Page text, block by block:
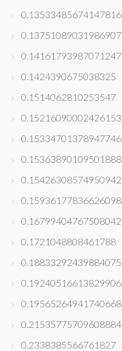
0.13533485674147816
0.13751089031986907
0.14161793987071247
0.1424390675038325
0.1514062810253547
0.15216090002426153
0.15334701378947746
0.15363890109501888
0.15426308574950942
0.15936177836626098
0.16799404767508042
0.1721048808461788
0.18833292439884075
0.19240516613829906
0.19565264941740668
0.21535775709608884
0.2338385566761827